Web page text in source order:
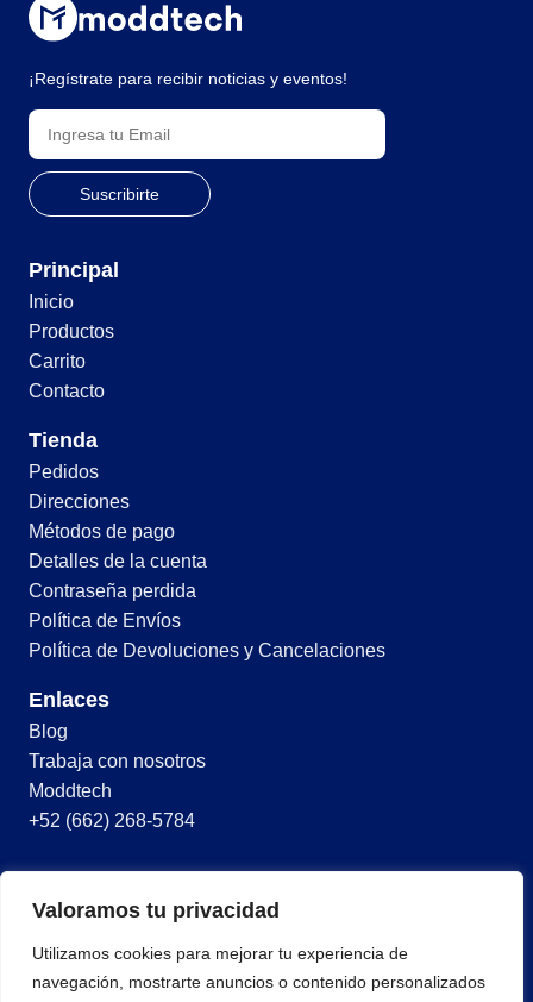
Valoramos tu privacidad
Utilizamos cookies para mejorar tu experiencia de
navegación, mostrarte anuncios o contenido personalizados
¡Regístrate para recibir noticias y eventos!
Principal
Inicio
Productos
Carrito
Contacto
Tienda
Pedidos
Direcciones
Métodos de pago
Detalles de la cuenta
Contraseña perdida
Política de Envíos
Política de Devoluciones y Cancelaciones
Enlaces
Blog
Trabaja con nosotros
Moddtech
+52 (662) 268-5784
© 2026 Todos los derechos reservados
Política de privacidad